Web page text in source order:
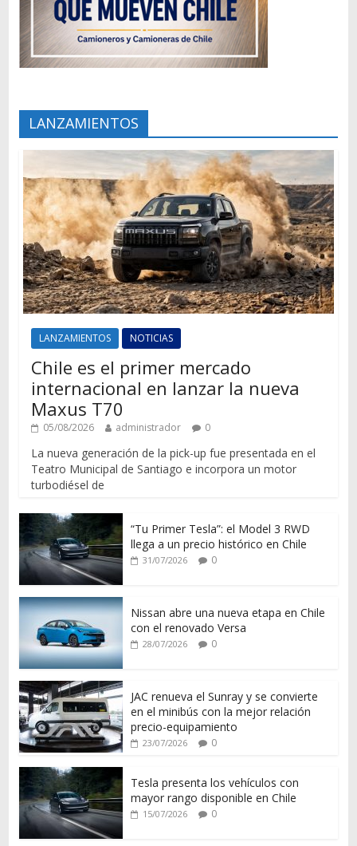
LANZAMIENTOS
LANZAMIENTOS NOTICIAS
Chile es el primer mercado
internacional en lanzar la nueva
Maxus T70
05/08/2026 administrador 0
La nueva generación de la pick-up fue presentada en el
Teatro Municipal de Santiago e incorpora un motor
turbodiésel de
“Tu Primer Tesla”: el Model 3 RWD
llega a un precio histórico en Chile
31/07/2026 0
Nissan abre una nueva etapa en Chile
con el renovado Versa
28/07/2026 0
JAC renueva el Sunray y se convierte
en el minibús con la mejor relación
precio-equipamiento
23/07/2026 0
Tesla presenta los vehículos con
mayor rango disponible en Chile
15/07/2026 0